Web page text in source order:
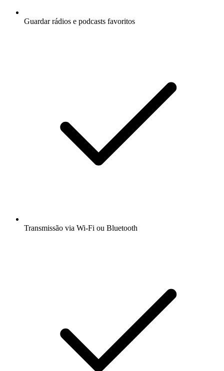
Guardar rádios e podcasts favoritos
Transmissão via Wi-Fi ou Bluetooth